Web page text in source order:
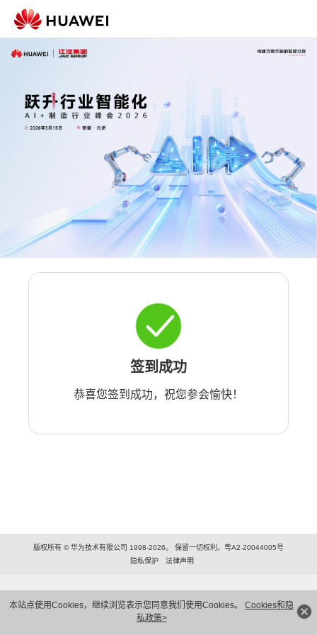
本站点使用Cookies，继续浏览表示您同意我们使用Cookies。 Cookies和隐
私政策>
签到成功
恭喜您签到成功，祝您参会愉快！
版权所有 © 华为技术有限公司 1998-2026。 保留一切权利。粤A2-20044005号
隐私保护
法律声明